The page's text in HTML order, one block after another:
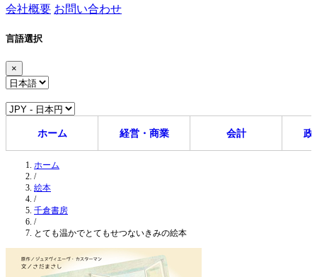
会社概要 お問い合わせ
言語選択
×
ホーム 経営・商業 会計 政
ホーム
/
絵本
/
千倉書房
/
とても温かでとてもせつないきみの絵本